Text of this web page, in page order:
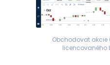
Obchodovat akcie
licencovaného